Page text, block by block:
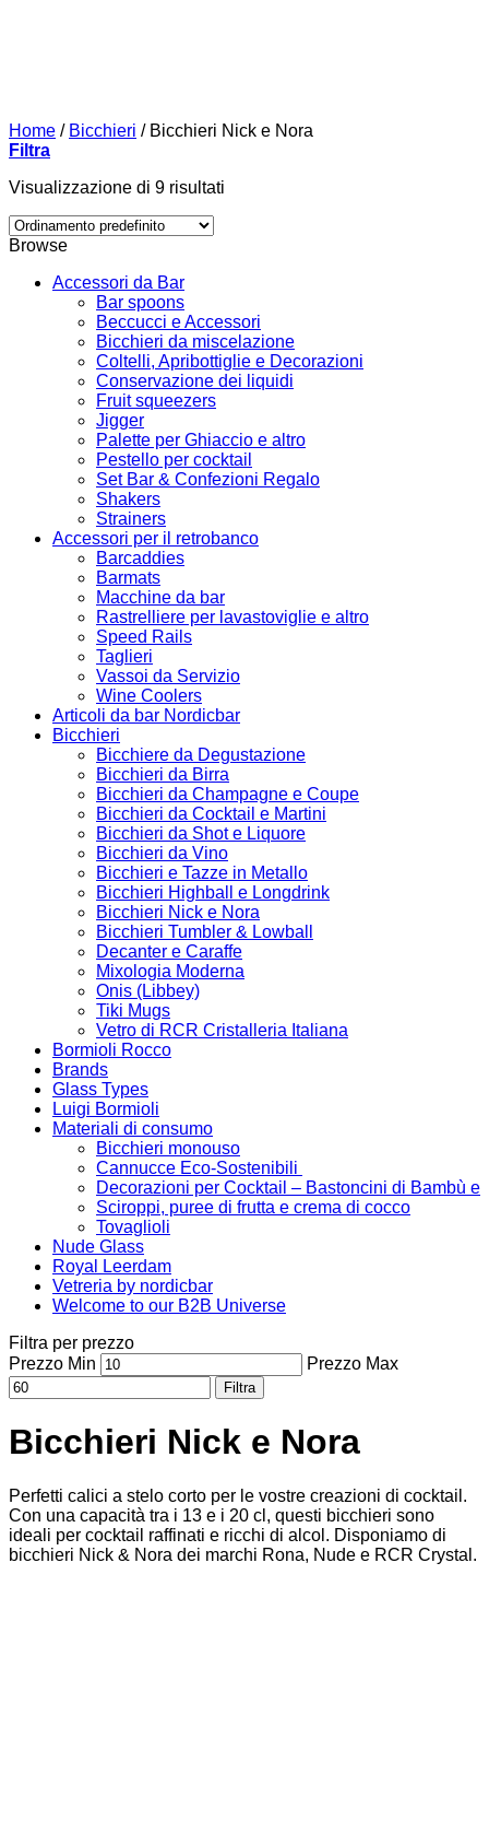
Home / Bicchieri /Bicchieri Nick e Nora
Filtra
Visualizzazione di 9 risultati
Browse
Accessori da Bar
Bar spoons
Beccucci e Accessori
Bicchieri da miscelazione
Coltelli, Apribottiglie e Decorazioni
Conservazione dei liquidi
Fruit squeezers
Jigger
Palette per Ghiaccio e altro
Pestello per cocktail
Set Bar & Confezioni Regalo
Shakers
Strainers
Accessori per il retrobanco
Barcaddies
Barmats
Macchine da bar
Rastrelliere per lavastoviglie e altro
Speed Rails
Taglieri
Vassoi da Servizio
Wine Coolers
Articoli da bar Nordicbar
Bicchieri
Bicchiere da Degustazione
Bicchieri da Birra
Bicchieri da Champagne e Coupe
Bicchieri da Cocktail e Martini
Bicchieri da Shot e Liquore
Bicchieri da Vino
Bicchieri e Tazze in Metallo
Bicchieri Highball e Longdrink
Bicchieri Nick e Nora
Bicchieri Tumbler & Lowball
Decanter e Caraffe
Mixologia Moderna
Onis (Libbey)
Tiki Mugs
Vetro di RCR Cristalleria Italiana
Bormioli Rocco
Brands
Glass Types
Luigi Bormioli
Materiali di consumo
Bicchieri monouso
Cannucce Eco-Sostenibili
Decorazioni per Cocktail – Bastoncini di Bambù e
Sciroppi, puree di frutta e crema di cocco
Tovaglioli
Nude Glass
Royal Leerdam
Vetreria by nordicbar
Welcome to our B2B Universe
Filtra per prezzo
Prezzo Min
Prezzo Max
Filtra
Bicchieri Nick e Nora
Perfetti calici a stelo corto per le vostre creazioni di cocktail.
Con una capacità tra i 13 e i 20 cl, questi bicchieri sono
ideali per cocktail raffinati e ricchi di alcol. Disponiamo di
bicchieri Nick & Nora dei marchi Rona, Nude e RCR Crystal.